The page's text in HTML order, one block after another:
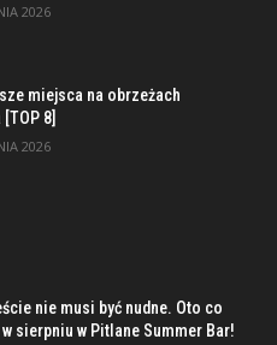
2026
miejsca na obrzeżach
8]
2026
nie musi być nudne. Oto co
sierpniu w Pitlane Summer Bar!